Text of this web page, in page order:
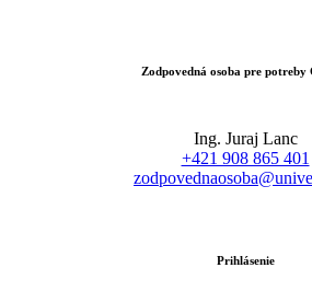
Zodpovedná osoba pre potreby
Ing. Juraj Lanc
+421 908 865 401
Prihlásenie